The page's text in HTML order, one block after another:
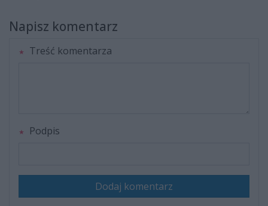
Napisz komentarz
Treść komentarza
Podpis
Dodaj komentarz